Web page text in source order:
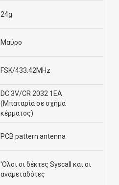
24g
Μαύρο
FSK/433.42MHz
DC 3V/CR 2032 1EA
(Μπαταρία σε σχήμα
κέρματος)
PCB pattern antenna
'Ολοι οι δέκτες Syscall και οι
αναμεταδότες